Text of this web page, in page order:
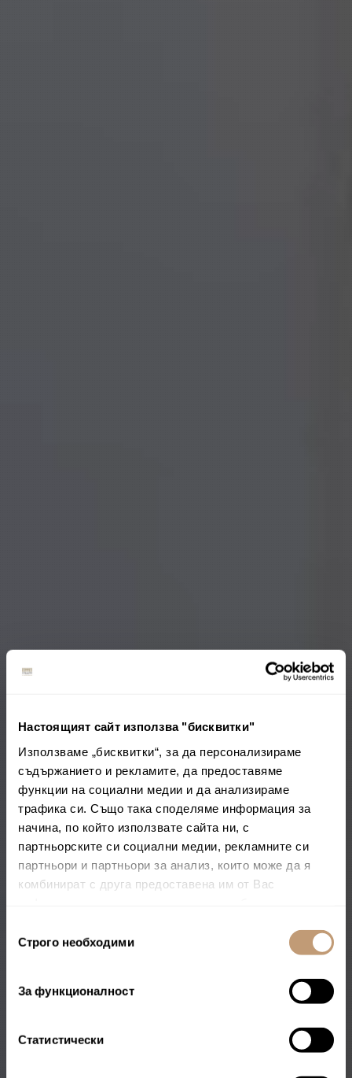
Настоящият сайт използва "бисквитки"
Използваме „бисквитки“, за да персонализираме
съдържанието и рекламите, да предоставяме
функции на социални медии и да анализираме
трафика си. Също така споделяме информация за
начина, по който използвате сайта ни, с
партньорските си социални медии, рекламните си
партньори и партньори за анализ, които може да я
комбинират с друга предоставена им от Вас
наСтрого необходими
За функционалност
Статистически